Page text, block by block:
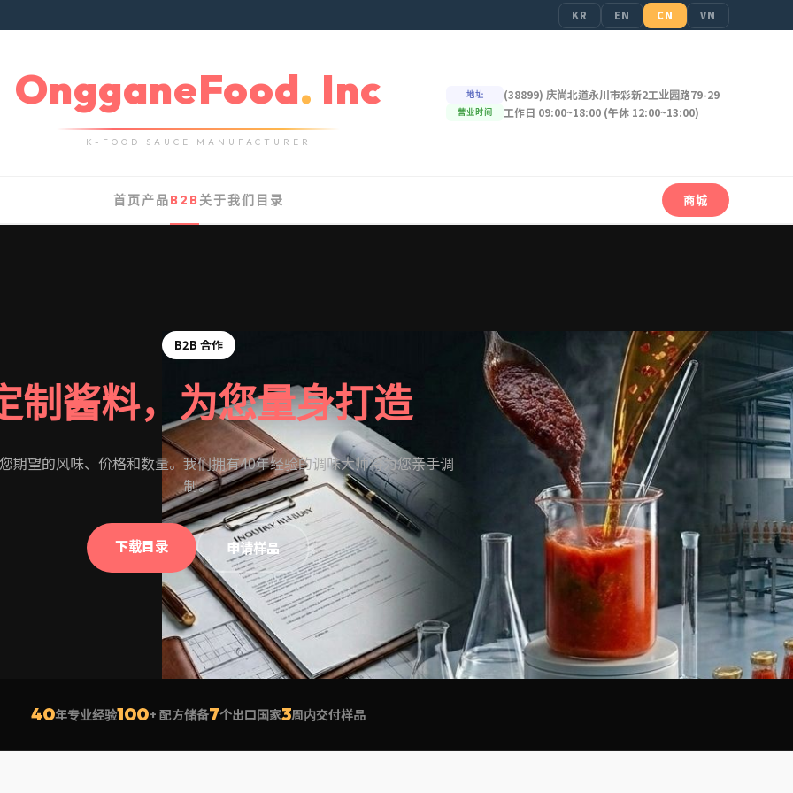
KR EN CN VN
OngganeFood. Inc
K-FOOD SAUCE MANUFACTURER
地址 (38899) 庆尚北道永川市彩新2工业园路79-29
营业时间 工作日 09:00~18:00 (午休 12:00~13:00)
首页产品B2B 关于我们 目录 商城
B2B 合作
制酱料，为您量身打造
期望的风味、价格和数量。我们拥有40年经验的调味大师将为您亲手调
制。
下载目录 申请样品
40年专业经验100+ 配方储备7个出口国家3周内交付样品